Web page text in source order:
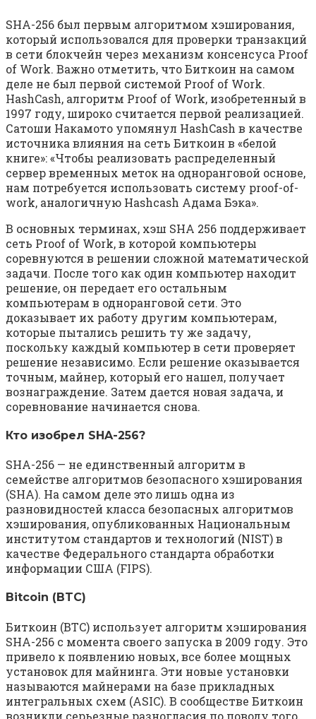
SHA-256 был первым алгоритмом хэширования,
который использовался для проверки транзакций
в сети блокчейн через механизм консенсуса Proof
of Work. Важно отметить, что Биткоин на самом
деле не был первой системой Proof of Work.
HashCash, алгоритм Proof of Work, изобретенный в
1997 году, широко считается первой реализацией.
Сатоши Накамото упомянул HashCash в качестве
источника влияния на сеть Биткоин в «белой
книге»: «Чтобы реализовать распределенный
сервер временных меток на одноранговой основе,
нам потребуется использовать систему proof-of-
work, аналогичную Hashcash Адама Бэка».
В основных терминах, хэш SHA 256 поддерживает
сеть Proof of Work, в которой компьютеры
соревнуются в решении сложной математической
задачи. После того как один компьютер находит
решение, он передает его остальным
компьютерам в одноранговой сети. Это
доказывает их работу другим компьютерам,
которые пытались решить ту же задачу,
поскольку каждый компьютер в сети проверяет
решение независимо. Если решение оказывается
точным, майнер, который его нашел, получает
вознаграждение. Затем дается новая задача, и
соревнование начинается снова.
Кто изобрел SHA-256?
SHA-256 — не единственный алгоритм в
семействе алгоритмов безопасного хэширования
(SHA). На самом деле это лишь одна из
разновидностей класса безопасных алгоритмов
хэширования, опубликованных Национальным
институтом стандартов и технологий (NIST) в
качестве Федерального стандарта обработки
информации США (FIPS).
Bitcoin (BTC)
Биткоин (BTC) использует алгоритм хэширования
SHA-256 с момента своего запуска в 2009 году. Это
привело к появлению новых, все более мощных
установок для майнинга. Эти новые установки
называются майнерами на базе прикладных
интегральных схем (ASIC). В сообществе Биткоин
возникли серьезные разногласия по поводу того,